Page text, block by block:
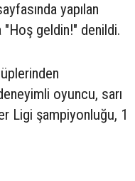
yapılan
"Hoş geldin!" denildi.
oyuncu, sarı
Ligi şampiyonluğu, 1